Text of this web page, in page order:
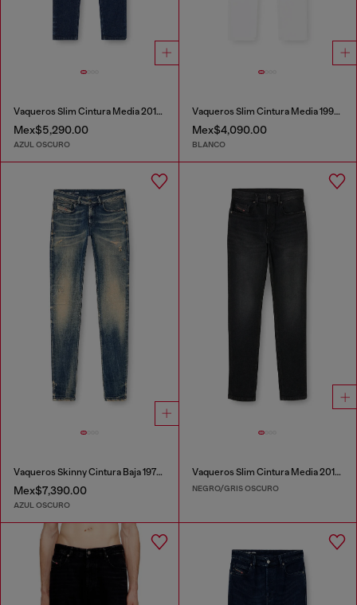
Vaqueros Slim Cintura Media 2019 D-Strukt
Mex$5,290.00
AZUL OSCURO
Vaqueros Slim Cintura Media 1993 D-Vyl
Mex$4,090.00
BLANCO
Vaqueros Skinny Cintura Baja 1979 Sleenker
Mex$7,390.00
AZUL OSCURO
Vaqueros Slim Cintura Media 2019 D-Strukt
NEGRO/GRIS OSCURO